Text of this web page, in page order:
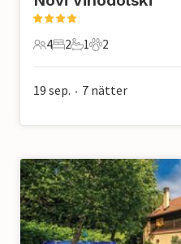
4 Gäster
4
2 Sovrum
2
1 Badrum
1
2 Husdjur
2
19 sep. • 7 nätter